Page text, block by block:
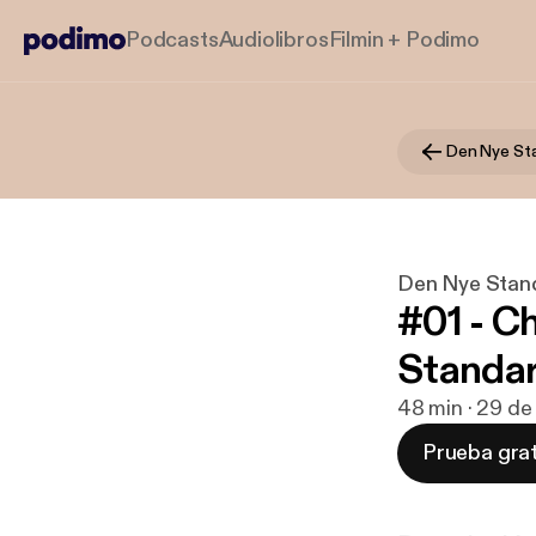
PodcastsAudiolibrosFilmin + Podimo
Den Nye
Den Nye
#01 -
48 min · 29
Prueba